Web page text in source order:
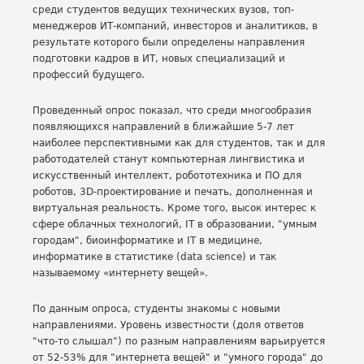
среди студентов ведущих технических вузов, топ-
менеджеров ИТ-компаний, инвесторов и аналитиков, в
результате которого были определены направления
подготовки кадров в ИТ, новых специализаций и
профессий будущего.
Проведенный опрос показал, что среди многообразия
появляющихся направлений в ближайшие 5-7 лет
наиболее перспективными как для студентов, так и для
работодателей станут компьютерная лингвистика и
искусственный интеллект, робототехника и ПО для
роботов, 3D-проектирование и печать, дополненная и
виртуальная реальность. Кроме того, высок интерес к
сфере облачных технологий, IT в образовании, "умным
городам", биоинформатике и IT в медицине,
информатике в статистике (data science) и так
называемому «интернету вещей».
По данным опроса, студенты знакомы с новыми
направлениями. Уровень известности (доля ответов
"что-то слышал") по разным направлениям варьируется
от 52-53% для "интернета вещей" и "умного города" до